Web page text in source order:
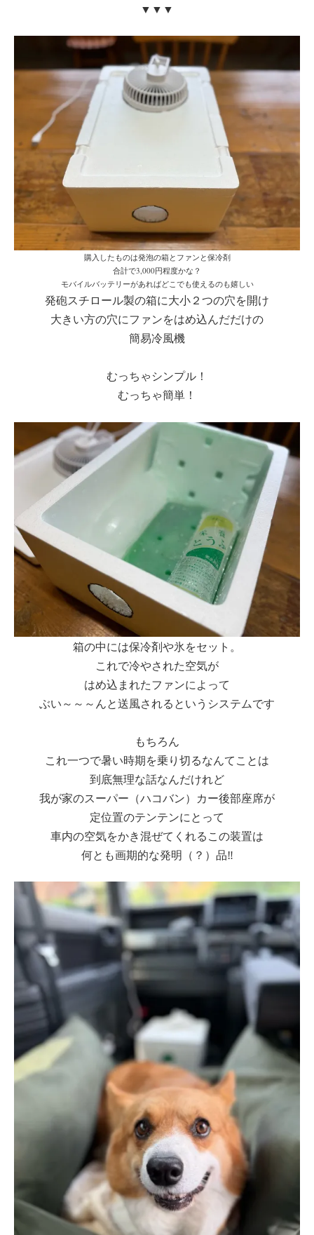
▼▼▼
購入したものは発泡の箱とファンと保冷剤
合計で3,000円程度かな？
モバイルバッテリーがあればどこでも使えるのも嬉しい
発砲スチロール製の箱に大小２つの穴を開け
大きい方の穴にファンをはめ込んだだけの
簡易冷風機
むっちゃシンプル！
むっちゃ簡単！
箱の中には保冷剤や氷をセット。
これで冷やされた空気が
はめ込まれたファンによって
ぶい～～～んと送風されるというシステムです
もちろん
これ一つで暑い時期を乗り切るなんてことは
到底無理な話なんだけれど
我が家のスーパー（ハコバン）カー後部座席が
定位置のテンテンにとって
車内の空気をかき混ぜてくれるこの装置は
何とも画期的な発明（？）品‼